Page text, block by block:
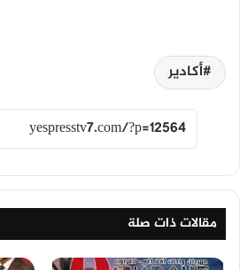
أكادير
مقالات ذات صلة